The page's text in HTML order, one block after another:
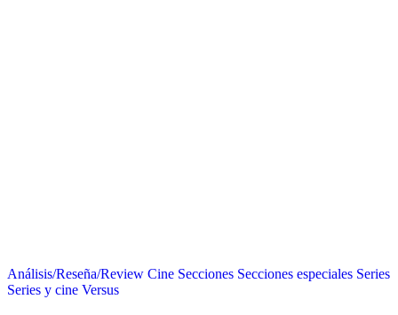
Análisis/Reseña/Review Cine Secciones Secciones especiales Series
Series y cine Versus